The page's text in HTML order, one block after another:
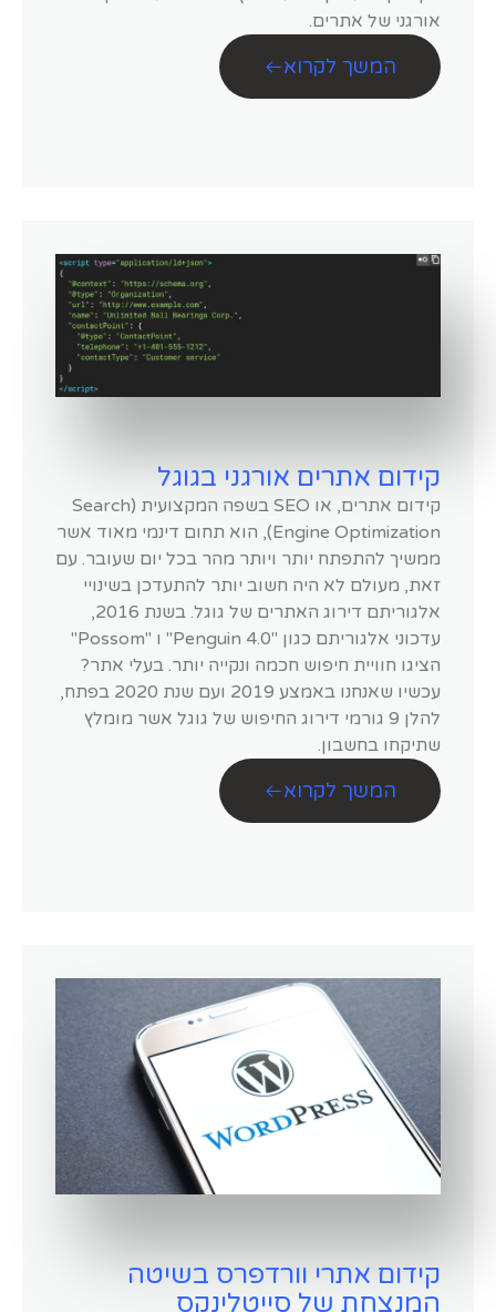
אורגני של אתרים.
המשך לקרוא
קידום אתרים אורגני בגוגל
קידום אתרים, או SEO בשפה המקצועית (Search
Engine Optimization), הוא תחום דינמי מאוד אשר
ממשיך להתפתח יותר ויותר מהר בכל יום שעובר. עם
זאת, מעולם לא היה חשוב יותר להתעדכן בשינויי
אלגוריתם דירוג האתרים של גוגל. בשנת 2016,
עדכוני אלגוריתם כגון "Penguin 4.0" ו "Possom"
הציגו חוויית חיפוש חכמה ונקייה יותר. בעלי אתר?
עכשיו שאנחנו באמצע 2019 ועם שנת 2020 בפתח,
להלן 9 גורמי דירוג החיפוש של גוגל אשר מומלץ
שתיקחו בחשבון.
המשך לקרוא
קידום אתרי וורדפרס בשיטה
המנצחת של סייטלינקס